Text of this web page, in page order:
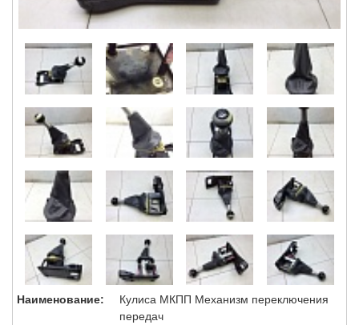
Наименование:
Кулиса МКПП Механизм переключения
передач